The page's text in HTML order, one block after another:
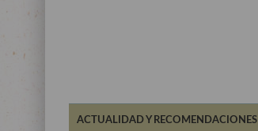
ACTUALIDAD Y RECOMENDACIONES